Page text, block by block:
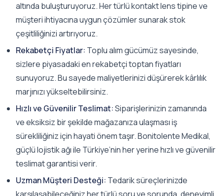
altında buluşturuyoruz. Her türlü kontakt lens tipine ve
müşteri ihtiyacına uygun çözümler sunarak stok
çeşitliliğinizi artırıyoruz.
Rekabetçi Fiyatlar: Toplu alım gücümüz sayesinde,
sizlere piyasadaki en rekabetçi toptan fiyatları
sunuyoruz. Bu sayede maliyetlerinizi düşürerek kârlılık
marjınızı yükseltebilirsiniz.
Hızlı ve Güvenilir Teslimat:Siparişlerinizin zamanında
ve eksiksiz bir şekilde mağazanıza ulaşması iş
sürekliliğiniz için hayati önem taşır. Bonitolente Medikal,
güçlü lojistik ağı ile Türkiye’nin her yerine hızlı ve güvenilir
teslimat garantisi verir.
Uzman Müşteri Desteği: Tedarik süreçlerinizde